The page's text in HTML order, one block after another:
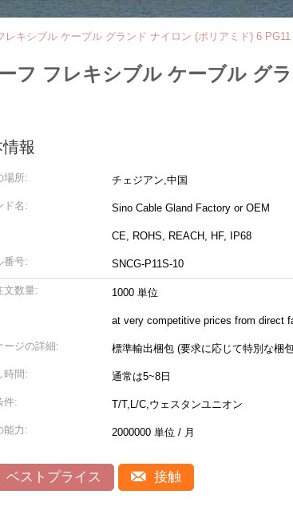
キシブル ケーブル グランド ナイロン (ポリアミド) 6
フ フレキシブル ケーブル グ
報
場所: チェジアン,中国
ド名: Sino Cable Gland Factory or OEM
CE, ROHS, REACH, HF, IP68
番号: SNCG-P11S-10
文数量: 1000 単位
at very competitive prices from direct
ージの詳細: 標準輸出梱包 (要求に応じて特別な梱
時間: 通常は5~8日
件: T/T,L/C,ウェスタンユニオン
能力: 2000000 単位 / 月
ベストプライス 接触